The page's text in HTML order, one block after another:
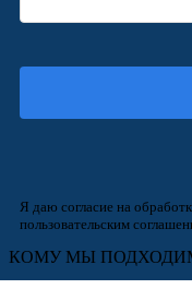
Я даю согласие на
пользовательским
КОМУ МЫ